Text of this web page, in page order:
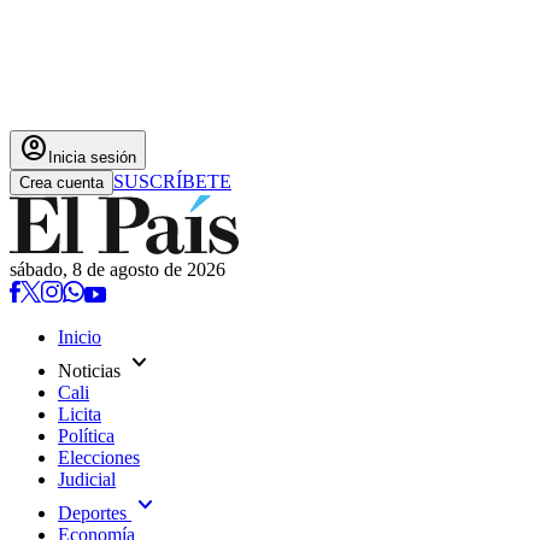
account_circle Inicia sesión
Crea cuenta SUSCRÍBETE
sábado, 8 de agosto de 2026
Inicio
Noticias expand_more
Cali
Licita
Política
Elecciones
Judicial
Deportes expand_more
Economía